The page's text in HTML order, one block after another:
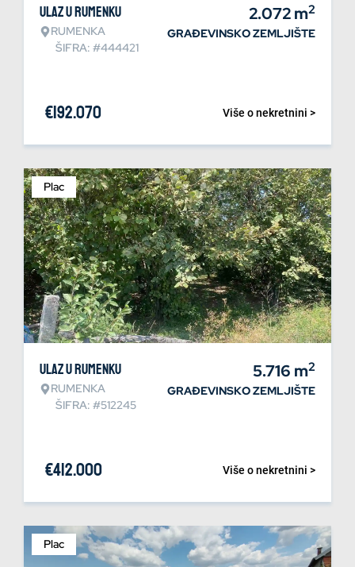
Ulaz u Rumenku
RUMENKA
ŠIFRA: #444421
2.072m2
GRAĐEVINSKO ZEMLJIŠTE
Više o nekretnini >
€192.070
Plac
Ulaz u Rumenku
RUMENKA
ŠIFRA: #512245
5.716 m2
GRAĐEVINSKO ZEMLJIŠTE
Više o nekretnini >
€412.000
Plac